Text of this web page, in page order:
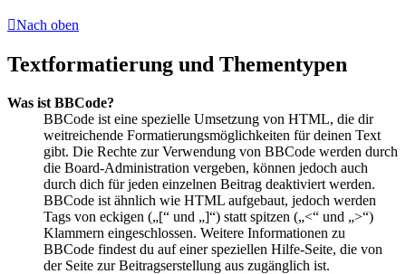
Nach oben
Textformatierung und Thementypen
Was ist BBCode?
BBCode ist eine spezielle Umsetzung von HTML, die dir
weitreichende Formatierungsmöglichkeiten für deinen Text
gibt. Die Rechte zur Verwendung von BBCode werden durch
die Board-Administration vergeben, können jedoch auch
durch dich für jeden einzelnen Beitrag deaktiviert werden.
BBCode ist ähnlich wie HTML aufgebaut, jedoch werden
Tags von eckigen („[“ und „]“) statt spitzen („<“ und „>“)
Klammern eingeschlossen. Weitere Informationen zu
BBCode findest du auf einer speziellen Hilfe-Seite, die von
der Seite zur Beitragserstellung aus zugänglich ist.